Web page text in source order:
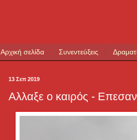
Αρχική σελίδα Συνεντεύξεις
13 Σεπ 2019
Αλλαξε ο καιρός -